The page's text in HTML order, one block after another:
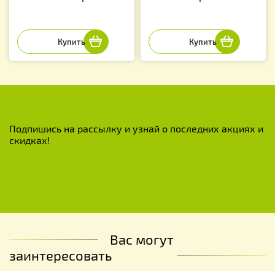
Подпишись на рассылку и узнай о последних акциях и
скидках!
Вас могут
заинтересовать